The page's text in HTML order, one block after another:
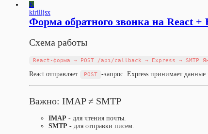
K
kirilljsx
Форма обратного звонка на React
Схема работы
React отправляет POST -запрос. Express принимает данные
Важно: IMAP ≠ SMTP
IMAP - для чтения почты.
SMTP - для отправки писем.